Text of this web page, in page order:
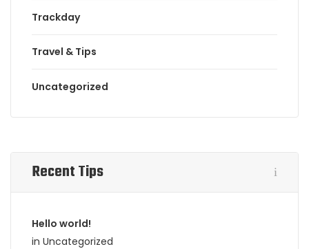
Trackday
Travel & Tips
Uncategorized
Recent Tips
Hello world!
in Uncategorized